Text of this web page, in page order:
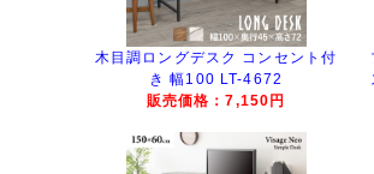
木目調ロングデスク コンセント付
き 幅100 LT-4672
販売価格：7,150円